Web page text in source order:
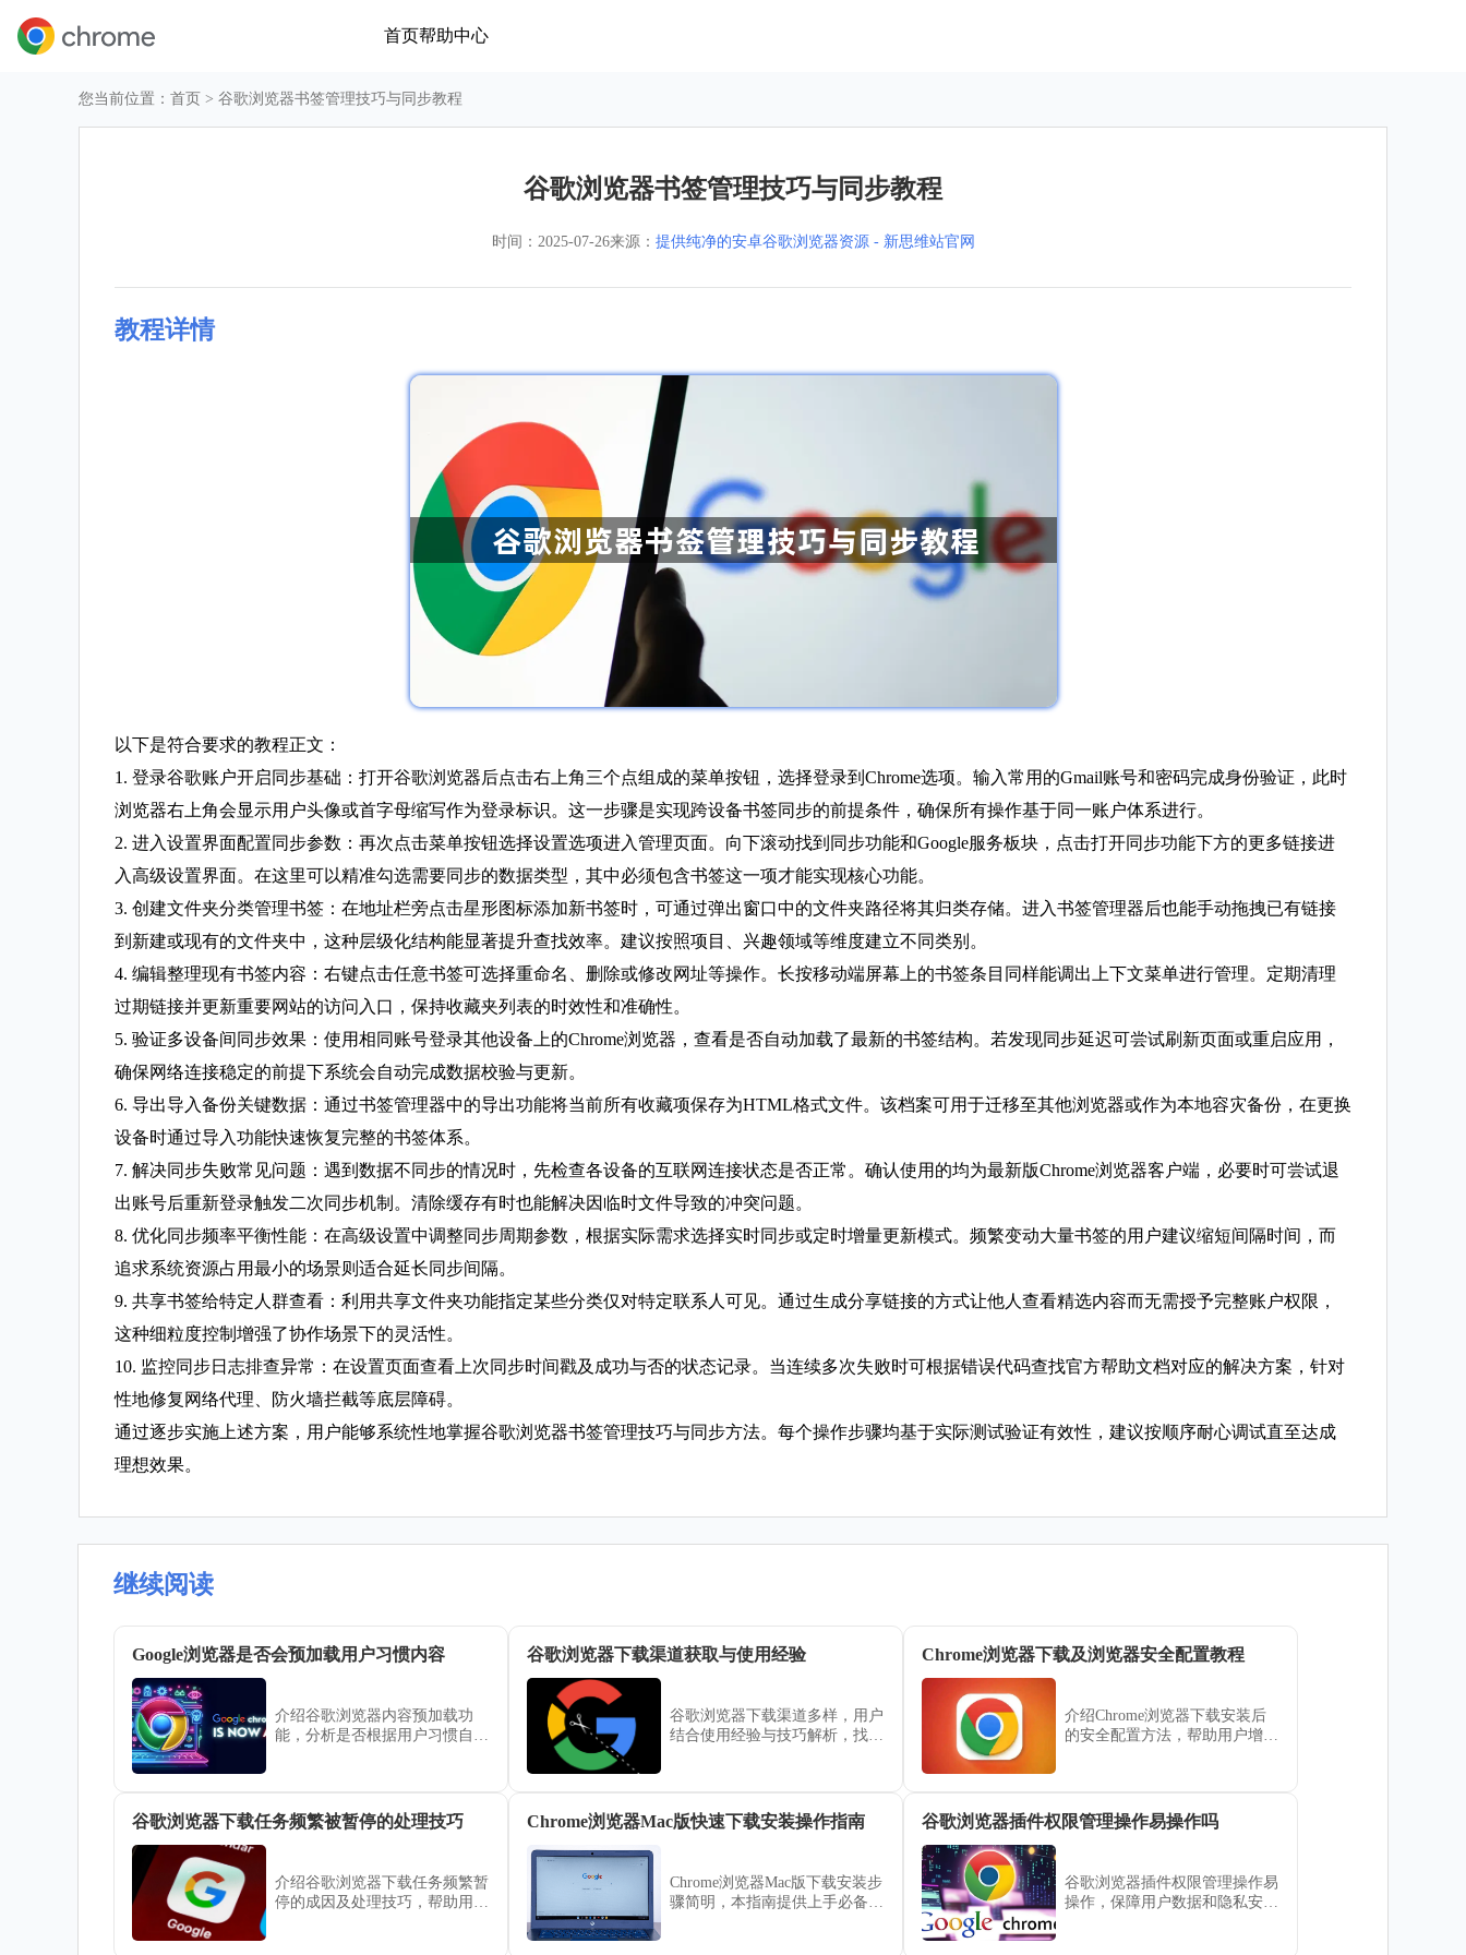
首页帮助中心
您当前位置： 首页 > 谷歌浏览器书签管理技巧与同步教程
谷歌浏览器书签管理技巧与同步教程
时间： 2025-07-26来源： 提供纯净的安卓谷歌浏览器资源 - 新思维站官网
教程详情
以下是符合要求的教程正文：
1. 登录谷歌账户开启同步基础：打开谷歌浏览器后点击右上角三个点组成的菜单按钮，选择登录到Chrome选项。输入常用的Gmail账号和密码完成身份验证，此时
浏览器右上角会显示用户头像或首字母缩写作为登录标识。这一步骤是实现跨设备书签同步的前提条件，确保所有操作基于同一账户体系进行。
2. 进入设置界面配置同步参数：再次点击菜单按钮选择设置选项进入管理页面。向下滚动找到同步功能和Google服务板块，点击打开同步功能下方的更多链接进
入高级设置界面。在这里可以精准勾选需要同步的数据类型，其中必须包含书签这一项才能实现核心功能。
3. 创建文件夹分类管理书签：在地址栏旁点击星形图标添加新书签时，可通过弹出窗口中的文件夹路径将其归类存储。进入书签管理器后也能手动拖拽已有链接
到新建或现有的文件夹中，这种层级化结构能显著提升查找效率。建议按照项目、兴趣领域等维度建立不同类别。
4. 编辑整理现有书签内容：右键点击任意书签可选择重命名、删除或修改网址等操作。长按移动端屏幕上的书签条目同样能调出上下文菜单进行管理。定期清理
过期链接并更新重要网站的访问入口，保持收藏夹列表的时效性和准确性。
5. 验证多设备间同步效果：使用相同账号登录其他设备上的Chrome浏览器，查看是否自动加载了最新的书签结构。若发现同步延迟可尝试刷新页面或重启应用，
确保网络连接稳定的前提下系统会自动完成数据校验与更新。
6. 导出导入备份关键数据：通过书签管理器中的导出功能将当前所有收藏项保存为HTML格式文件。该档案可用于迁移至其他浏览器或作为本地容灾备份，在更换
设备时通过导入功能快速恢复完整的书签体系。
7. 解决同步失败常见问题：遇到数据不同步的情况时，先检查各设备的互联网连接状态是否正常。确认使用的均为最新版Chrome浏览器客户端，必要时可尝试退
出账号后重新登录触发二次同步机制。清除缓存有时也能解决因临时文件导致的冲突问题。
8. 优化同步频率平衡性能：在高级设置中调整同步周期参数，根据实际需求选择实时同步或定时增量更新模式。频繁变动大量书签的用户建议缩短间隔时间，而
追求系统资源占用最小的场景则适合延长同步间隔。
9. 共享书签给特定人群查看：利用共享文件夹功能指定某些分类仅对特定联系人可见。通过生成分享链接的方式让他人查看精选内容而无需授予完整账户权限，
这种细粒度控制增强了协作场景下的灵活性。
10. 监控同步日志排查异常：在设置页面查看上次同步时间戳及成功与否的状态记录。当连续多次失败时可根据错误代码查找官方帮助文档对应的解决方案，针对
性地修复网络代理、防火墙拦截等底层障碍。
通过逐步实施上述方案，用户能够系统性地掌握谷歌浏览器书签管理技巧与同步方法。每个操作步骤均基于实际测试验证有效性，建议按顺序耐心调试直至达成
理想效果。
继续阅读
Google浏览器是否会预加载用户习惯内容
介绍谷歌浏览器内容预加载功
能，分析是否根据用户习惯自动
谷歌浏览器下载渠道获取与使用经验
谷歌浏览器下载渠道多样，用户
结合使用经验与技巧解析，找到
Chrome浏览器下载及浏览器安全配置教程
介绍Chrome浏览器下载安装后
的安全配置方法，帮助用户增强
谷歌浏览器下载任务频繁被暂停的处理技巧
介绍谷歌浏览器下载任务频繁暂
停的成因及处理技巧，帮助用户
Chrome浏览器Mac版快速下载安装操作指南
Chrome浏览器Mac版下载安装步
骤简明，本指南提供上手必备技
谷歌浏览器插件权限管理操作易操作吗
谷歌浏览器插件权限管理操作易
操作，保障用户数据和隐私安